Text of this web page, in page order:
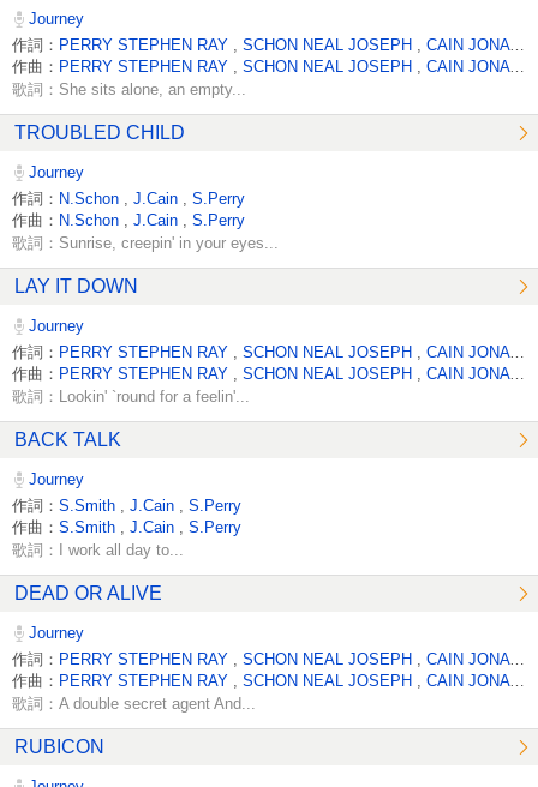
Journey
作詞： PERRY STEPHEN RAY SCHON NEAL JOSEPH
CAIN JONATHAN
作曲： PERRY STEPHEN RAY SCHON NEAL JOSEPH CAIN JONATHAN
歌詞：She sits alone, an empty...
TROUBLED CHILD
Journey
作詞： N.Schon J.Cain
S.Perry
作曲： N.Schon J.Cain S.Perry
歌詞：Sunrise, creepin' in your eyes...
LAY IT DOWN
Journey
作詞： PERRY STEPHEN RAY SCHON NEAL JOSEPH
CAIN JONATHAN
作曲： PERRY STEPHEN RAY SCHON NEAL JOSEPH CAIN JONATHAN
歌詞：Lookin' `round for a feelin'...
BACK TALK
Journey
作詞： S.Smith J.Cain
S.Perry
作曲： S.Smith J.Cain S.Perry
歌詞：I work all day to...
DEAD OR ALIVE
Journey
作詞： PERRY STEPHEN RAY SCHON NEAL JOSEPH
CAIN JONATHAN
作曲： PERRY STEPHEN RAY SCHON NEAL JOSEPH CAIN JONATHAN
歌詞：A double secret agent And...
RUBICON